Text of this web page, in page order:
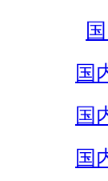
国
国
国